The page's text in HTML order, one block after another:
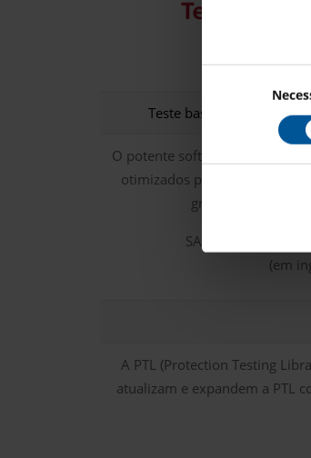
Teste baseado em
O potente software Test
otimizados para aplicação
grau de
SAIBA MAIS SOBRE
(em
A PTL (Protection Testing
atualizam e expandem a PTL